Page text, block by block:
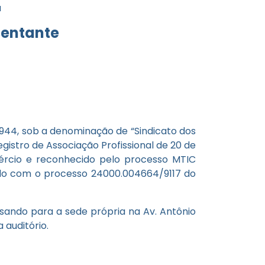
sob a denominação de “Sindicato dos
de Associação Profissional de 20 de
e reconhecido pelo processo MTIC
com o processo 24000.004664/9117 do
para a sede própria na Av. Antônio
auditório.